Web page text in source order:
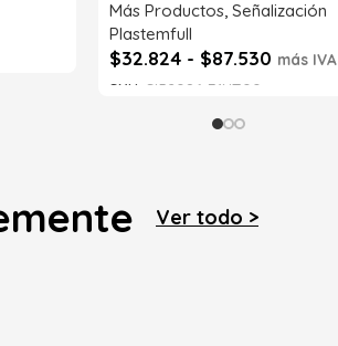
Más Productos, Señalización
Plastemfull
$32.824 - $87.530 más IVA
SKU: SI52086-71NT00
Seleccionar opciones
Ver todo >